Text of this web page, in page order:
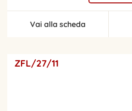
Vai alla scheda
ZFL/27/11